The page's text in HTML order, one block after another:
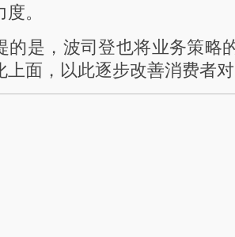
。
是，波司登也将业务策略
上面，以此逐步改善消费者